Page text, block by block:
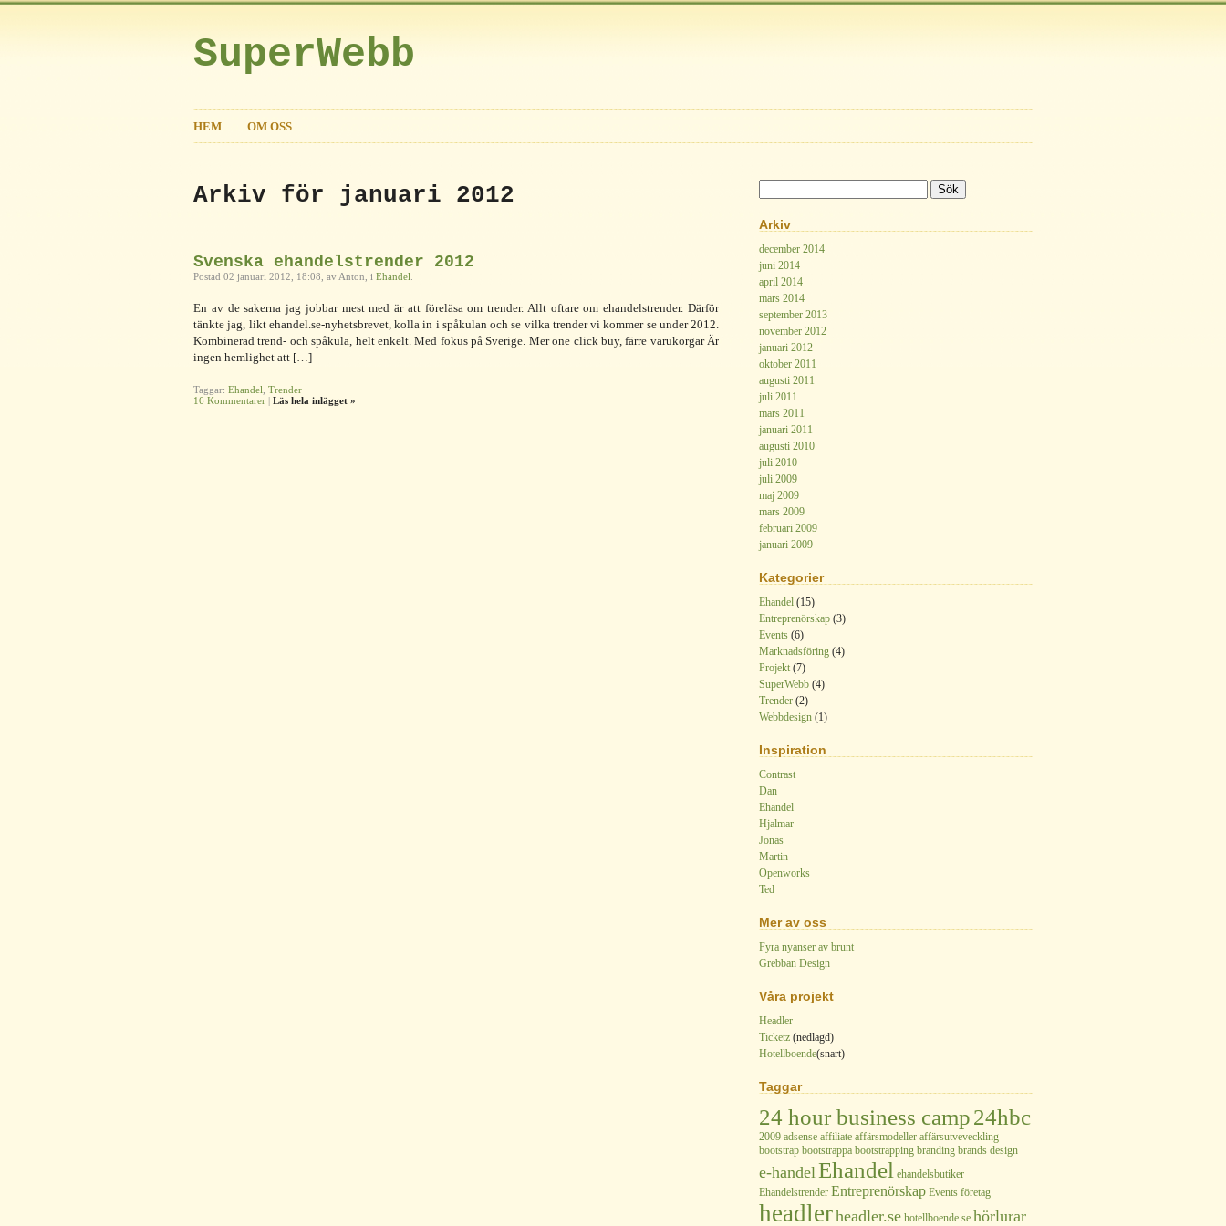
SuperWebb
HEM OM OSS
Arkiv för januari 2012
Svenska ehandelstrender 2012
Postad 02 januari 2012, 18:08, av Anton, i Ehandel
En av de sakerna jag jobbar mest med är att föreläsa om trender. Allt oftare om ehandelstrender. Därför
tänkte jag, likt ehandel.se-nyhetsbrevet, kolla in i spåkulan och se vilka trender vi kommer se under 2012.
Kombinerad trend- och spåkula, helt enkelt. Med fokus på Sverige. Mer one click buy, färre varukorgar Är
ingen hemlighet att […]
Taggar: Ehandel Trender
16 Kommentarer | Läs hela inlägget »
Arkiv
december 2014
juni 2014
april 2014
mars 2014
september 2013
november 2012
januari 2012
oktober 2011
augusti 2011
juli 2011
mars 2011
januari 2011
augusti 2010
juli 2010
juli 2009
maj 2009
mars 2009
februari 2009
januari 2009
Kategorier
Ehandel (15)
Entreprenörskap (3)
Events (6)
Marknadsföring (4)
Projekt (7)
SuperWebb (4)
Trender (2)
Webbdesign (1)
Inspiration
Contrast
Dan
Ehandel
Hjalmar
Jonas
Martin
Openworks
Ted
Mer av oss
Fyra nyanser av brunt
Grebban Design
Våra projekt
Headler
Ticketz (nedlagd)
Hotellboende(snart)
Taggar
24 hour business camp24hbc
2009 adsense affiliate affärsmodeller affärsutveveckling
bootstrap bootstrappa bootstrapping branding brands design
e-handel Ehandel ehandelsbutiker
Ehandelstrender Entreprenörskap Events företag
headlerheadler.se hotellboende.se hörlurar